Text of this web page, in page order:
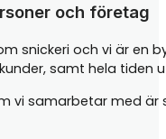
och företag
snickeri och vi är
samt hela tiden
vi samarbetar med